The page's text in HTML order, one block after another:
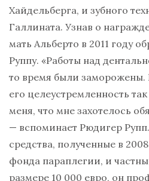
Хайдельберга, и зубного
Галлината. Узнав о
мать Альберто в 2011 году
Руппу. «Работы над
то время были заморожены.
его целеустремленность
меня, что мне захотелось
— вспоминает Рюдигер
средства, полученные в
фонда параплегии, и
размере 10 000 евро, он